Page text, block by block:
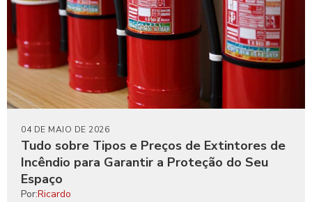
Tudo sobre Tipos e Preços de Extintores de
Incêndio para Garantir a Proteção do Seu
Espaço
04 DE MAIO DE 2026
Por:Ricardo